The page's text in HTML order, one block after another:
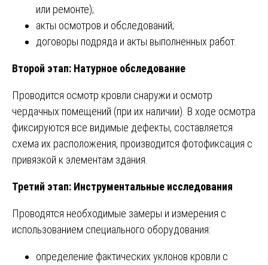
или ремонте);
акты осмотров и обследований;
договоры подряда и акты выполненных работ.
Второй этап: Натурное обследование
Проводится осмотр кровли снаружи и осмотр
чердачных помещений (при их наличии). В ходе осмотра
фиксируются все видимые дефекты, составляется
схема их расположения, производится фотофиксация с
привязкой к элементам здания.
Третий этап: Инструментальные исследования
Проводятся необходимые замеры и измерения с
использованием специального оборудования:
определение фактических уклонов кровли с